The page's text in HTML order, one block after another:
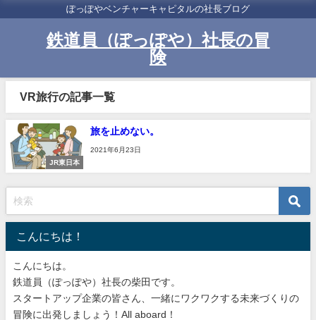
ぽっぽやベンチャーキャピタルの社長ブログ
鉄道員（ぽっぽや）社長の冒
険
VR旅行の記事一覧
JR東日本
旅を止めない。
2021年6月23日
こんにちは！
こんにちは。
鉄道員（ぽっぽや）社長の柴田です。
スタートアップ企業の皆さん、一緒にワクワクする未来づくりの
冒険に出発しましょう！All aboard！